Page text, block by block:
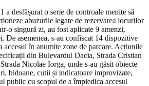
a desfășurat o serie de controale menite să
abuzurile legate de rezervarea locurilor
o singură zi, au fost aplicate 9 amenzi,
De asemenea, s-au confiscat 14 dispozitive
accesul în anumite zone de parcare. Acțiunile
din Bulevardul Dacia, Strada Cristian
Nicolae Iorga, unde s-au găsit obiecte
bidoane, cutii și indicatoare improvizate,
public cu scopul de a împiedica accesul